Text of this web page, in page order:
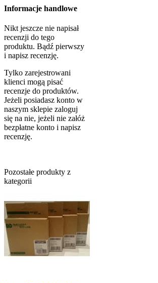
Informacje handlowe
Nikt jeszcze nie napisał
recenzji do tego
produktu. Bądź pierwszy
i napisz recenzję.
Tylko zarejestrowani
klienci mogą pisać
recenzje do produktów.
Jeżeli posiadasz konto w
naszym sklepie zaloguj
się na nie, jeżeli nie załóż
bezpłatne konto i napisz
recenzję.
Pozostałe produkty z
kategorii